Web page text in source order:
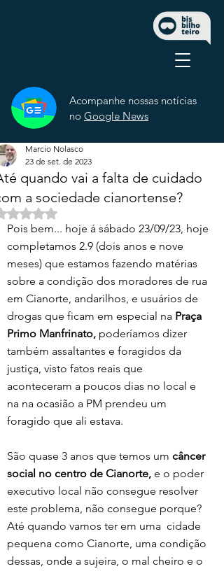
Acompanhe nossas notícias
no Google News
quando vai a falta de cuidado
a sociedade cianortense?
Marcio Nolasco
23 de set. de 2023
Avaliado com NaN de 5 estrelas.
Pois bem... hoje á sábado 23/09/23, hoje
completamos 2.9 (dois anos e nove
meses) que estamos fazendo matérias
sobre a condição dos moradores de rua
em Cianorte, andarilhos, e usuários de
drogas que ficam em especial na Praça
Primo Manfrinato, poderíamos dizer
também assaltantes e foragidos da
justiça, visto fatos reais que
aconteceram a poucos dias no local e
na na ocasião a PM prendeu um
foragido que ali estava.
São quase 3 anos que temos um câncer
social no centro de Cianorte, e o poder
executivo local não consegue resolver
este problema, não consegue porque?
Até quando vamos ter em uma  cidade
pequena como Cianorte, uma condição
dessas, onde a sujeira, o mal cheiro e o